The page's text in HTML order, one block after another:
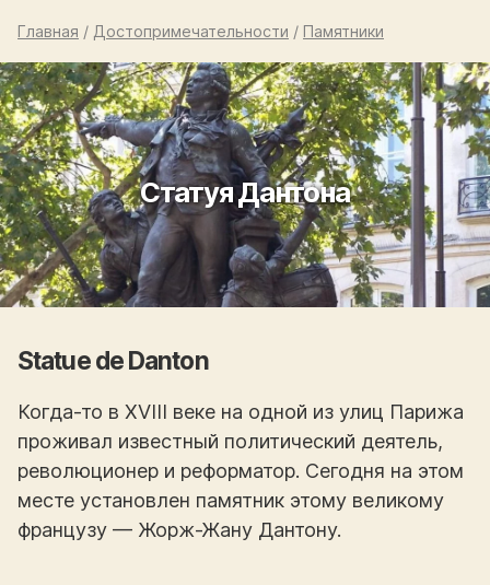
Главная / Достопримечательности / Памятники
Статуя Дантона
Statue de Danton
Когда-то в XVIII веке на одной из улиц Парижа
проживал известный политический деятель,
революционер и реформатор. Сегодня на этом
месте установлен памятник этому великому
французу — Жорж-Жану Дантону.